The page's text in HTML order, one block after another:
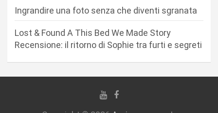
Ingrandire una foto senza che diventi sgranata
Lost & Found A This Bed We Made Story
Recensione: il ritorno di Sophie tra furti e segreti